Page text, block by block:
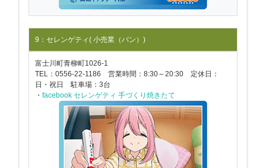
9：セレンゲティ( 小売業（パン）)
富士川町青柳町1026-1
TEL：0556-22-1186 営業時間：8:30～20:30 定休日：
日・祝日 駐車場：3台
・ facebook セレンゲティ 手づくり焼きたて